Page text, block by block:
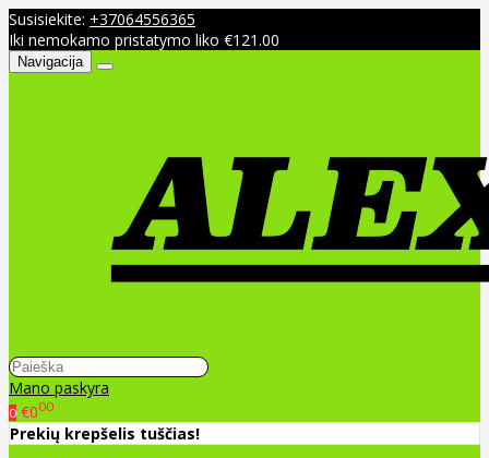
Susisiekite: +37064556365
Iki nemokamo pristatymo liko €121.00
Navigacija
Mano paskyra
0 €000
Prekių krepšelis tuščias!